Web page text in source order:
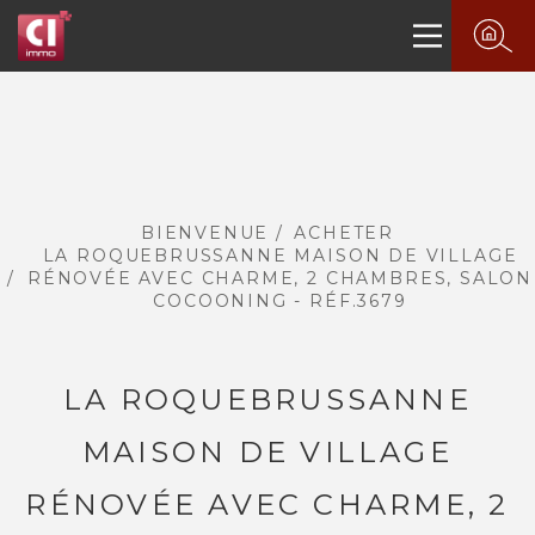
BIENVENUE
ACHETER
LA ROQUEBRUSSANNE MAISON DE VILLAGE
RÉNOVÉE AVEC CHARME, 2 CHAMBRES, SALON
COCOONING - RÉF.3679
LA ROQUEBRUSSANNE
MAISON DE VILLAGE
RÉNOVÉE AVEC CHARME, 2
PLUS DE 20 ANS D'EXPÉRIENCE
DANS L'IMMOBILIER.